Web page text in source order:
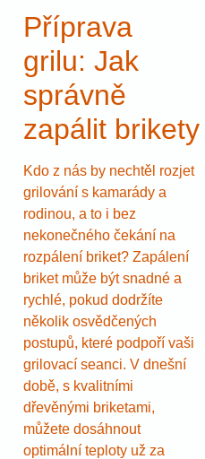
Příprava
grilu: Jak
správně
zapálit brikety
Kdo z nás by nechtěl rozjet
grilování s kamarády a
rodinou, a to i bez
nekonečného čekání na
rozpálení briket? Zapálení
briket může být snadné a
rychlé, pokud dodržíte
několik osvědčených
postupů, které podpoří vaši
grilovací seanci. V dnešní
době, s kvalitními
dřevěnými briketami,
můžete dosáhnout
optimální teploty už za